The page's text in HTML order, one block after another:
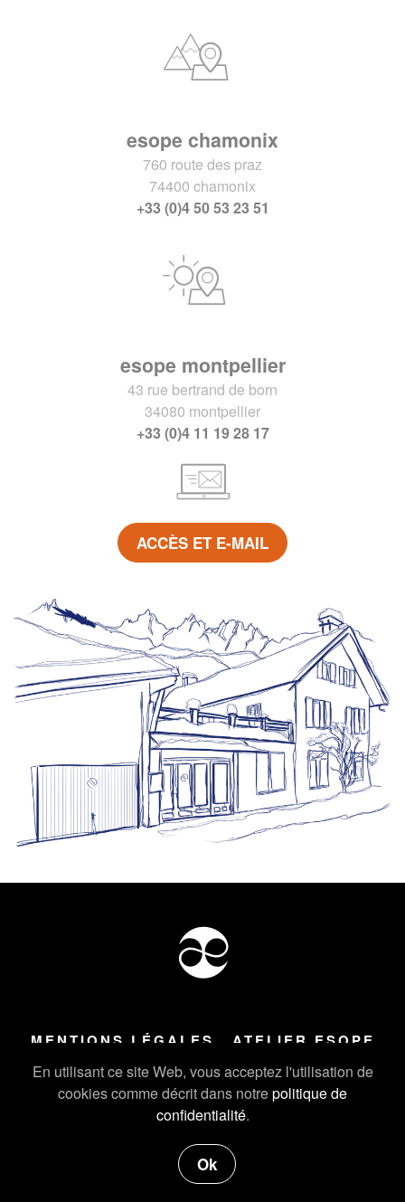
En utilisant ce site Web, vous acceptez l'utilisation de
cookies comme décrit dans notrepolitique de
confidentialité.
Ok
esope chamonix
760 route des praz
74400 chamonix
+33 (0)4 50 53 23 51
esope montpellier
43 rue bertrand de born
34080 montpellier
+33 (0)4 11 19 28 17
ACCÈS ET E-MAIL
MENTIONS LÉGALES ATELIER ESOPE